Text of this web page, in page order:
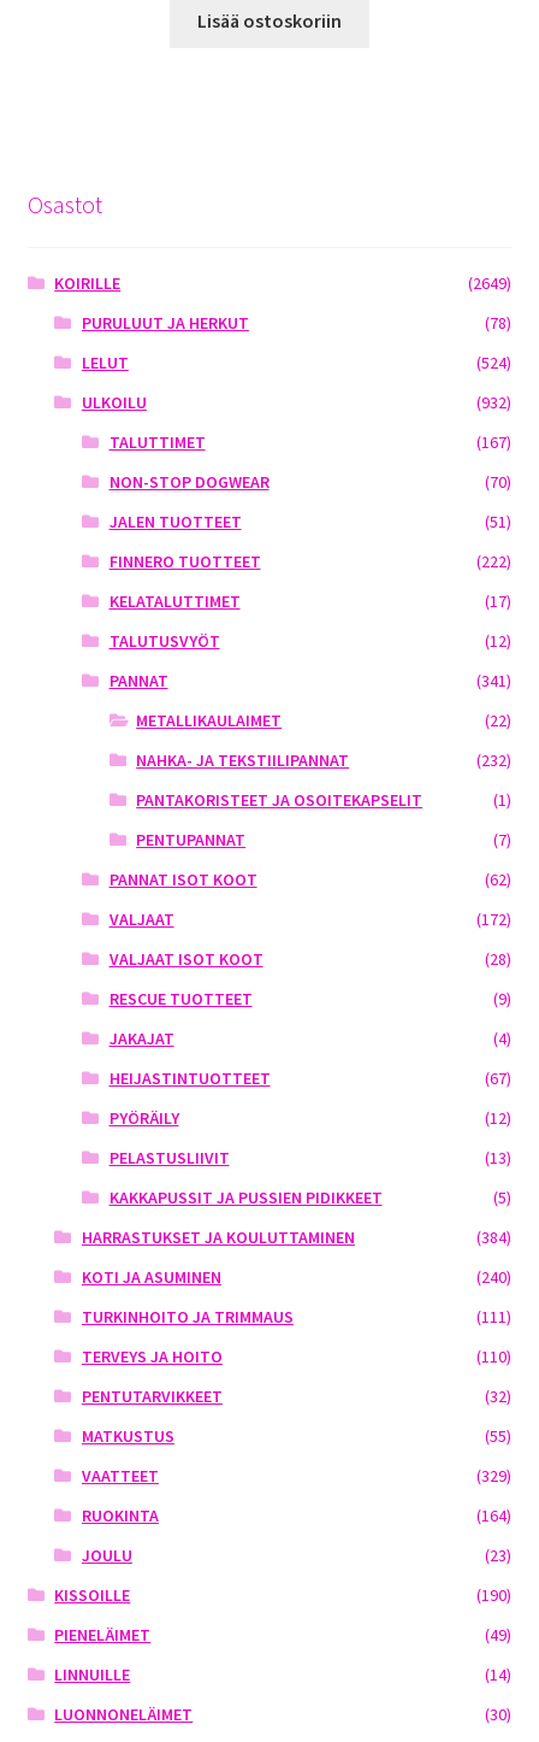
Lisää ostoskoriin
Osastot
KOIRILLE
(2649)
PURULUUT JA HERKUT
(78)
LELUT
(524)
ULKOILU
(932)
TALUTTIMET
(167)
NON-STOP DOGWEAR
(70)
JALEN TUOTTEET
(51)
FINNERO TUOTTEET
(222)
KELATALUTTIMET
(17)
TALUTUSVYÖT
(12)
PANNAT
(341)
METALLIKAULAIMET
(22)
NAHKA- JA TEKSTIILIPANNAT
(232)
PANTAKORISTEET JA OSOITEKAPSELIT
(1)
PENTUPANNAT
(7)
PANNAT ISOT KOOT
(62)
VALJAAT
(172)
VALJAAT ISOT KOOT
(28)
RESCUE TUOTTEET
(9)
JAKAJAT
(4)
HEIJASTINTUOTTEET
(67)
PYÖRÄILY
(12)
PELASTUSLIIVIT
(13)
KAKKAPUSSIT JA PUSSIEN PIDIKKEET
(5)
HARRASTUKSET JA KOULUTTAMINEN
(384)
KOTI JA ASUMINEN
(240)
TURKINHOITO JA TRIMMAUS
(111)
TERVEYS JA HOITO
(110)
PENTUTARVIKKEET
(32)
MATKUSTUS
(55)
VAATTEET
(329)
RUOKINTA
(164)
JOULU
(23)
KISSOILLE
(190)
PIENELÄIMET
(49)
LINNUILLE
(14)
LUONNONELÄIMET
(30)